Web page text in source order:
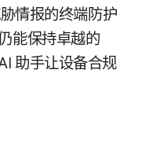
情报​的​终端​防护​
能​保持​卓越​的​
助​手​让​设备​合规​